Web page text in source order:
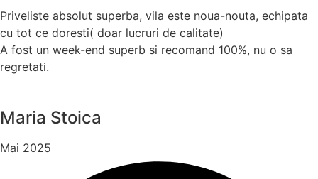
Priveliste absolut superba, vila este noua-nouta, echipata
cu tot ce doresti( doar lucruri de calitate)
A fost un week-end superb si recomand 100%, nu o sa
regretati.
Maria Stoica
Mai 2025